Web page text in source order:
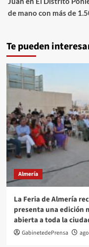
de mano con más de
Te pueden
Almería
La Feria de Almería
presenta una edición
abierta a toda la
GabinetedePrensa